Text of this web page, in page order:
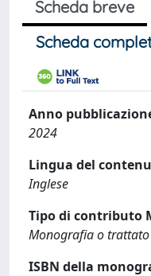
Scheda breve
Scheda
Anno
2024
Lingua del
Inglese
Tipo di contributo
Monografia o
ISBN della